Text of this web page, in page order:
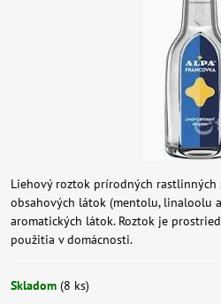
Liehový roztok prírodných rastlinných
obsahových látok (mentolu, linaloolu
aromatických látok. Roztok je
použitia v domácnosti.
Skladom (8 ks)